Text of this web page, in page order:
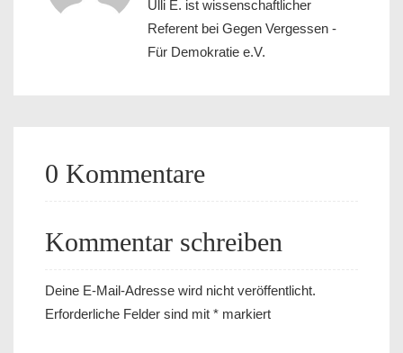
Ulli E. ist wissenschaftlicher
Referent bei Gegen Vergessen -
Für Demokratie e.V.
0 Kommentare
Kommentar schreiben
Deine E-Mail-Adresse wird nicht veröffentlicht.
Erforderliche Felder sind mit * markiert